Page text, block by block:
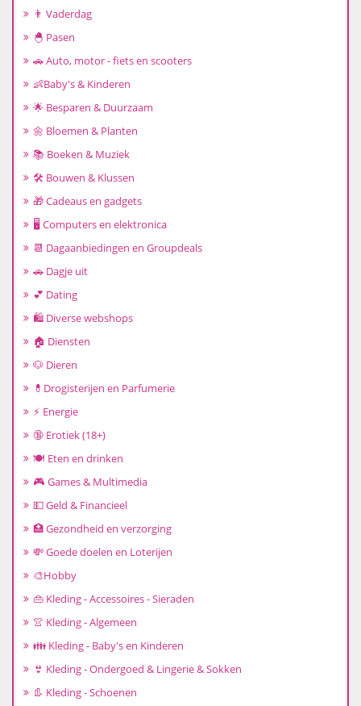
👨 Vaderdag
🐣 Pasen
🚗 Auto, motor - fiets en scooters
👶Baby's & Kinderen
🌟 Besparen & Duurzaam
🌼 Bloemen & Planten
📚 Boeken & Muziek
🛠️ Bouwen & Klussen
🎁 Cadeaus en gadgets
🖥️ Computers en elektronica
📆 Dagaanbiedingen en Groupdeals
🚗 Dagje uit
💕 Dating
🛍️ Diverse webshops
🏠 Diensten
🐶 Dieren
💊Drogisterijen en Parfumerie
⚡ Energie
🔞 Erotiek (18+)
🍽️ Eten en drinken
🎮 Games & Multimedia
💵 Geld & Financieel
🏥 Gezondheid en verzorging
💸 Goede doelen en Loterijen
🎨Hobby
👜 Kleding - Accessoires - Sieraden
👚 Kleding - Algemeen
👪 Kleding - Baby's en Kinderen
👙 Kleding - Ondergoed & Lingerie & Sokken
👢 Kleding - Schoenen